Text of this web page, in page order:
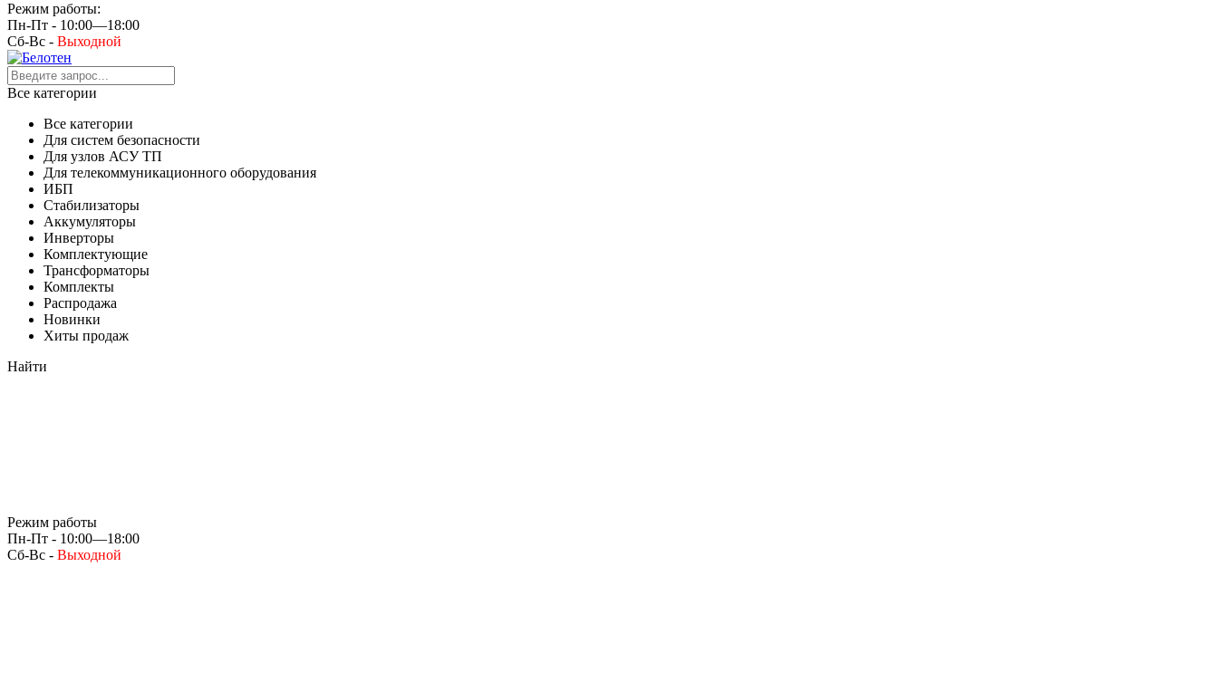
Режим работы:
Пн-Пт - 10:00—18:00
Сб-Вс - Выходной
Все категории
Все категории
Для систем безопасности
Для узлов АСУ ТП
Для телекоммуникационного оборудования
ИБП
Стабилизаторы
Аккумуляторы
Инверторы
Комплектующие
Трансформаторы
Комплекты
Распродажа
Новинки
Хиты продаж
Найти
Режим работы
Пн-Пт - 10:00—18:00
Сб-Вс - Выходной